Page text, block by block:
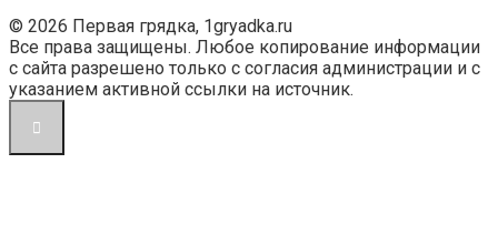
© 2026 Первая грядка, 1gryadka.ru
Все права защищены. Любое копирование информации
с сайта разрешено только с согласия администрации и с
указанием активной ссылки на источник.